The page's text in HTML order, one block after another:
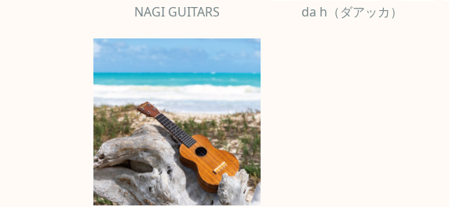
NAGI GUITARS da h（ダアッカ）